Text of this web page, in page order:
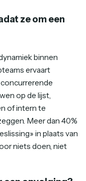
ze om een
binnen
ervaart
op de lijst,
of intern te
Meer dan 40%
in plaats van
niets doen, niet